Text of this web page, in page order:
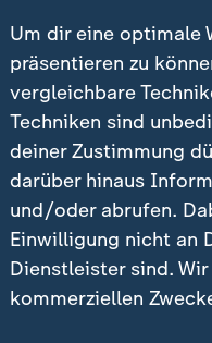
Fluch hält für
Länderspiel-
min
Gislason ist seit
der Heim-WM.
Bennet Wiegert
als mögliche
wichtigsten
Um dir eine optimale
präsentieren zu
vergleichbare
Techniken sind
deiner Zustimmung
darüber hinaus
und/oder abrufen.
Einwilligung nicht an
Dienstleister sind.
kommerziellen